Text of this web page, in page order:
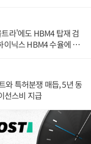
라'에도 HBM4 탑재 검
이닉스 HBM4 수율에 주
와 특허분쟁 매듭, 5년 동
선스비 지급